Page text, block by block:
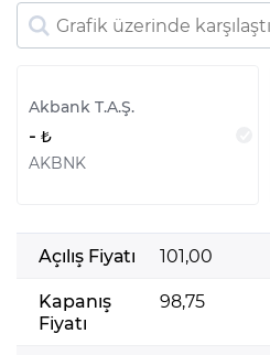
Akbank T.A.Ş.
-
AKBNK
Açılış Fiyatı
101,00
Kapanış
Fiyatı
98,75